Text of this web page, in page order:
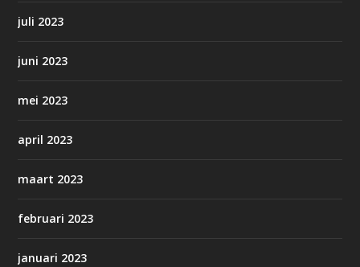
juli 2023
juni 2023
mei 2023
april 2023
maart 2023
februari 2023
januari 2023